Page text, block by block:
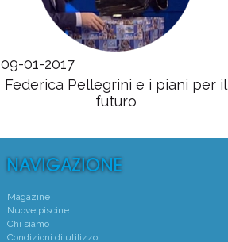
09-01-2017
Federica Pellegrini e i piani per il
futuro
Magazine
Nuove piscine
Chi siamo
Condizioni di utilizzo